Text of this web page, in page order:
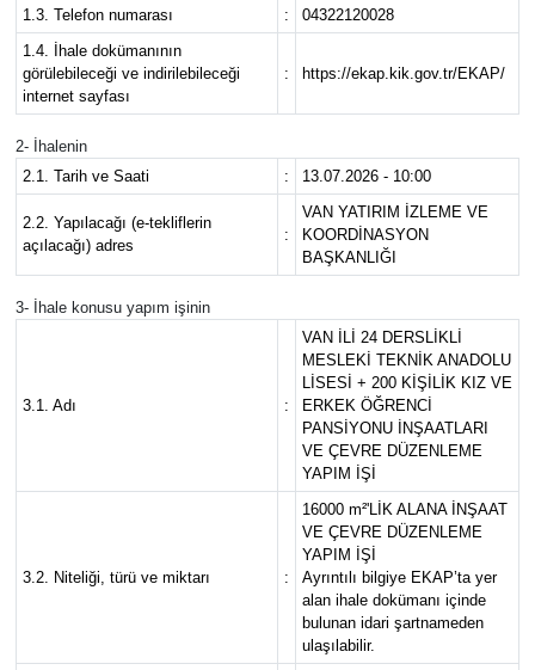
1.3. Telefon numarası
:
04322120028
1.4. İhale dokümanının
görülebileceği ve indirilebileceği
internet sayfası
: https://ekap.kik.gov.tr/EKAP/
2- İhalenin
2.1. Tarih ve Saati
: 13.07.2026 - 10:00
2.2. Yapılacağı (e-tekliflerin
açılacağı) adres
:
VAN YATIRIM İZLEME VE
KOORDİNASYON
BAŞKANLIĞI
3- İhale konusu yapım işinin
3.1. Adı :
VAN İLİ 24 DERSLİKLİ
MESLEKİ TEKNİK ANADOLU
LİSESİ + 200 KİŞİLİK KIZ VE
ERKEK ÖĞRENCİ
PANSİYONU İNŞAATLARI
VE ÇEVRE DÜZENLEME
YAPIM İŞİ
3.2. Niteliği, türü ve miktarı :
16000 m²'LİK ALANA İNŞAAT
VE ÇEVRE DÜZENLEME
YAPIM İŞİ
Ayrıntılı bilgiye EKAP’ta yer
alan ihale dokümanı içinde
bulunan idari şartnameden
ulaşılabilir.